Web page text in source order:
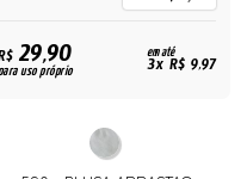
29,90
uso próprio
em até
3x R$ 9,97